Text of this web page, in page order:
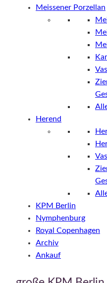
Meissener Porzellan
Herend
KPM Berlin
Nymphenburg
Royal Copenhagen
Archiv
Ankauf